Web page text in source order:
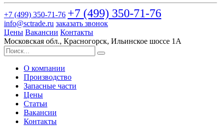
+7 (499) 350-71-76 +7 (499) 350-71-76
info@sctrade.ru заказать звонок
Цены Вакансии Контакты
Московская обл., Красногорск, Ильинское шоссе 1А
О компании
Производство
Запасные части
Цены
Статьи
Вакансии
Контакты